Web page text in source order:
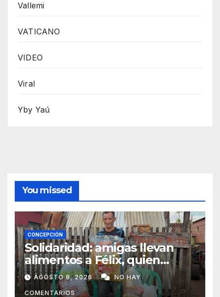
Vallemi
VATICANO
VIDEO
Viral
Yby Yaú
You missed
CONCEPCIÓN
Solidaridad: amigas llevan
alimentos a Félix, quien
ahora vende caramelos para
subsistir
AGOSTO 8, 2026 NO HAY
COMENTARIOS